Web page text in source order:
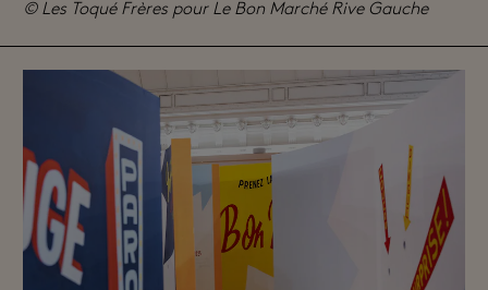
© Les Toqué Frères pour Le Bon Marché Rive Gauche